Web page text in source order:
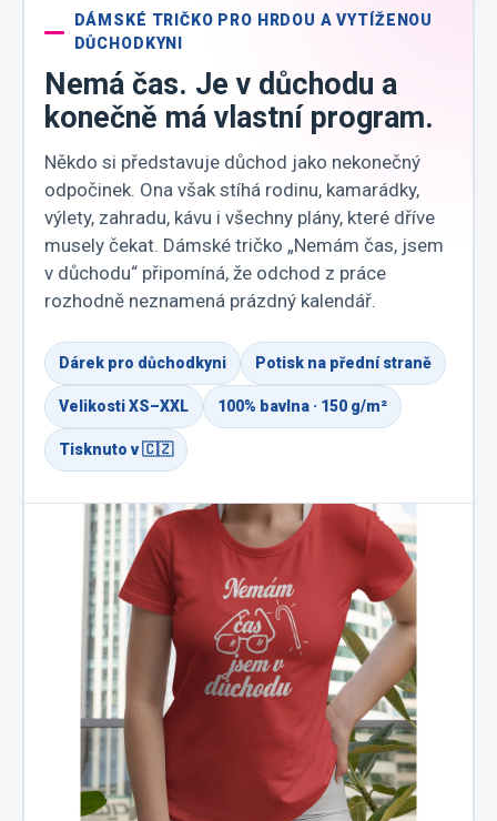
DÁMSKÉ TRIČKO PRO HRDOU A VYTÍŽENOU
DŮCHODKYNI
Nemá čas. Je v důchodu a
konečně má vlastní program.
Někdo si představuje důchod jako nekonečný
odpočinek. Ona však stíhá rodinu, kamarádky,
výlety, zahradu, kávu i všechny plány, které dříve
musely čekat. Dámské tričko „Nemám čas, jsem
v důchodu“ připomíná, že odchod z práce
rozhodně neznamená prázdný kalendář.
Dárek pro důchodkyni Potisk na přední straně
Velikosti XS–XXL 100% bavlna · 150 g/m²
Tisknuto v 🇨🇿